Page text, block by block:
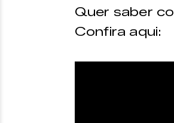
Quer saber
Confira aqui: